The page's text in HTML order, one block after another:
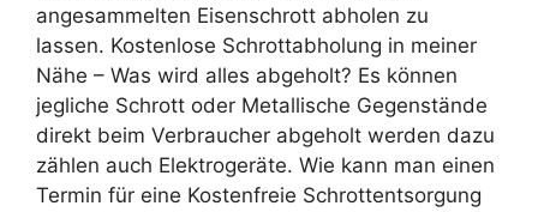
angesammelten Eisenschrott abholen zu
lassen. Kostenlose Schrottabholung in meiner
Nähe – Was wird alles abgeholt? Es können
jegliche Schrott oder Metallische Gegenstände
direkt beim Verbraucher abgeholt werden dazu
zählen auch Elektrogeräte. Wie kann man einen
Termin für eine Kostenfreie Schrottentsorgung